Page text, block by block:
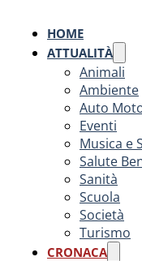
HOME
ATTUALITÀ
Animali
Ambiente
Auto
Eventi
Musica e
Salute
Sanità
Scuola
Società
Turismo
CRONACA